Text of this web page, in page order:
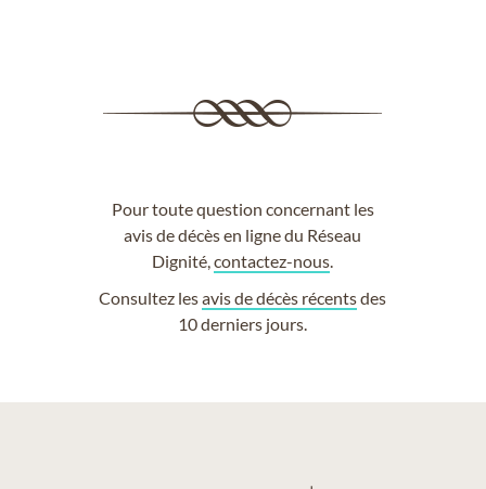
Pour toute question concernant les
avis de décès en ligne du Réseau
Dignité,contactez-nous
Consultez lesavis de décès récentsdes
10 derniers jours.